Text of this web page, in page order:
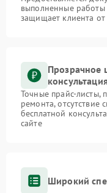
выполненные работы
защищает клиента
Прозрачное
Точные прайс-листы,
ремонта, отсутствие
бесплатной
сайте
Широкий